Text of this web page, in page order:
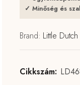
✓ Minőség és
Brand: Little Dutch
Cikkszám: